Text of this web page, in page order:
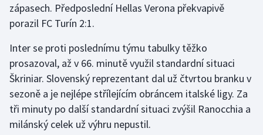
zápasech. Předposlední Hellas Verona překvapivě
porazil FC Turín 2:1.
Inter se proti poslednímu týmu tabulky těžko
prosazoval, až v 66. minutě využil standardní situaci
Škriniar. Slovenský reprezentant dal už čtvrtou branku v
sezoně a je nejlépe střílejícím obráncem italské ligy. Za
tři minuty po další standardní situaci zvýšil Ranocchia a
milánský celek už výhru nepustil.